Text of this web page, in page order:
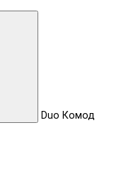
Duo Комод